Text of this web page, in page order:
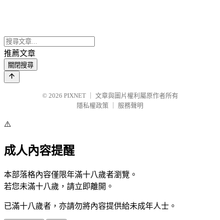
推薦文章
關閉搜尋
© 2026 PIXNET
文章與圖片權利屬原作者所有
隱私權政策
服務聲明
⚠️
成人內容提醒
本部落格內容僅限年滿十八歲者瀏覽。
若您未滿十八歲，請立即離開。
已滿十八歲者，亦請勿將內容提供給未成年人士。